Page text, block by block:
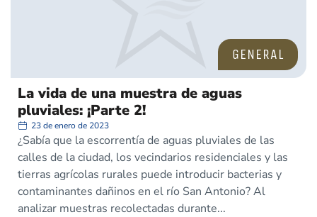
GENERAL
La vida de una muestra de aguas
pluviales: ¡Parte 2!
23 de enero de 2023
¿Sabía que la escorrentía de aguas pluviales de las
calles de la ciudad, los vecindarios residenciales y las
tierras agrícolas rurales puede introducir bacterias y
contaminantes dañinos en el río San Antonio? Al
analizar muestras recolectadas durante